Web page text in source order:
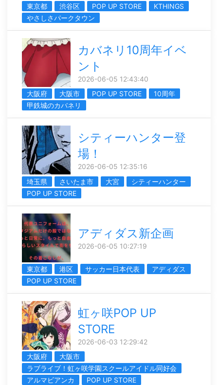
東京都
渋谷区 POP UP STORE
KTHINGS
やさしさパークタウン
カバネリ10周年イベ
ント
2026-06-05 12:43:40
大阪府
大阪市 POP UP STORE
10周年
甲鉄城のカバネリ
シティーハンター登
場！
2026-06-05 12:35:16
埼玉県
さいたま市 大宮
シティーハンター
POP UP STORE
アディダス新企画
2026-06-05 10:27:19
東京都 港区 サッカー日本代表
アディダス
POP UP STORE
虹ヶ咲POP UP
STORE
2026-06-03 12:29:42
大阪府
大阪市
ラブライブ！虹ヶ咲学園スクールアイドル同好会
アルマビアンカ
POP UP STORE